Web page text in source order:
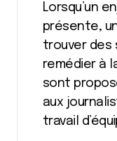
Lorsqu’un
présente,
trouver des
remédier à
sont
aux
travail